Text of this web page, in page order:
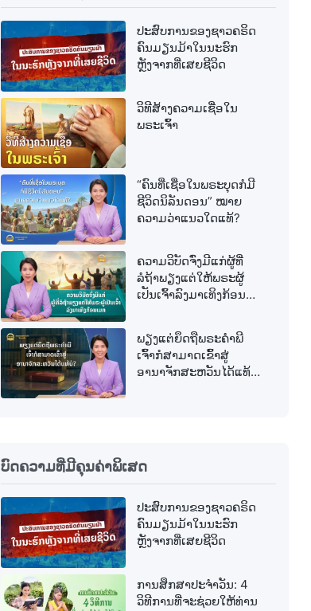
ປະສົບການຂອງຊາວຄຣິດ
ຄົນມຽນມ້າໃນນະຮົກ
ຫຼັງຈາກທີ່ເສຍຊີວິດ
ວິທີສ້າງຄວາມເຊື່ອໃນ
ພຣະເຈົ້າ
“ຄົນທີ່ເຊື່ອໃນພຣະບຸດກໍມີ
ຊີວິດນິລັນດອນ” ໝາຍ
ຄວາມວ່າແນວໃດແທ້?
ຄວາມວິບັດຈົ່ງມີແກ່ຜູ້ທີ່
ລໍຖ້າພຽງແຕ່ໃຫ້ພຣະຜູ້
ເປັນເຈົ້າລົງມາເທິງກ້ອນ
ພຽງແຕ່ຍຶດຖືພຣະຄຳພີ
ເຈົ້າກໍສາມາດເຂົ້າສູ່
ອານາຈັກສະຫວັນໄດ້ແທ້
ບົດຄວາມທີ່ມີຄຸນຄ່າພິເສດ
ປະສົບການຂອງຊາວຄຣິດ
ຄົນມຽນມ້າໃນນະຮົກ
ຫຼັງຈາກທີ່ເສຍຊີວິດ
ການສຶກສາປະຈໍາວັນ: 4
ວິທີການທີ່ຈະຊ່ວຍໃຫ້ທ່ານ